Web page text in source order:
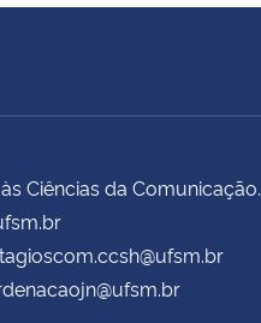
Ciências da Comunicação.